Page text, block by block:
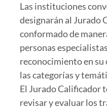
Las instituciones
designarán al Jurado
conformado de
personas
reconocimiento en su
las categorías y
El Jurado Calificador
revisar y evaluar los